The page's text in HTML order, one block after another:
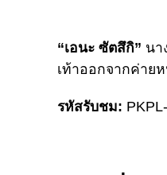
“เอนะ ซัตสึกิ” นา
เท้าออกจากค่าย
รหัสรับชม: